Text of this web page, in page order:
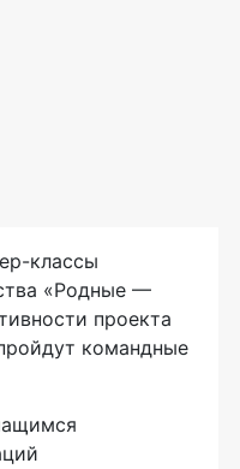
классы
«Родные —
проекта
командные